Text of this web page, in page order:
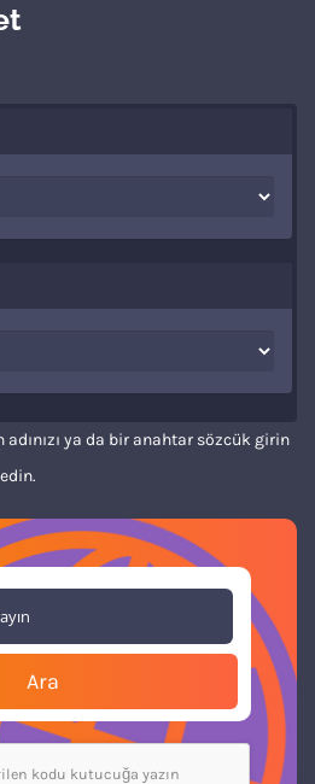
adınızı ya da bir anahtar sözcük girin
Ara
kodu kutucuğa yazın